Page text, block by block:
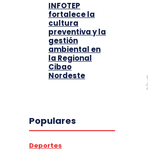
INFOTEP
fortalece la
cultura
preventiva y la
gestión
ambiental en
la Regional
Cibao
Nordeste
Populares
Deportes